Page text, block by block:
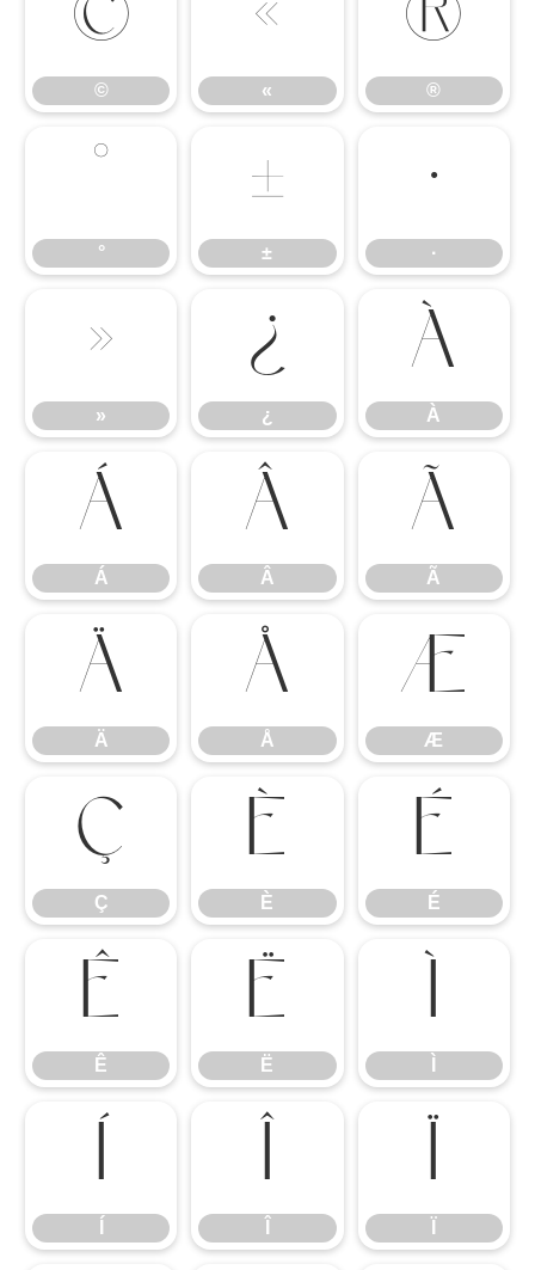
©
©
«
«
®
®
°
±
±
·
·
»
»
¿
¿
À
À
Á
Á
Â
Â
Ã
Ã
Ä
Ä
Å
Å
Æ
Æ
Ç
Ç
È
È
É
É
Ê
Ê
Ë
Ë
Ì
Í Î Ï